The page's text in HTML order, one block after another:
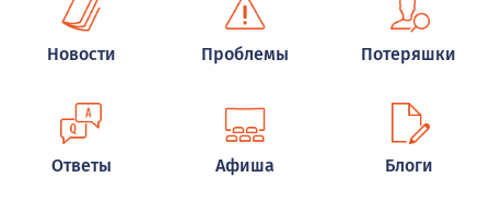
Новости Проблемы Потеряшки
Ответы Афиша Блоги